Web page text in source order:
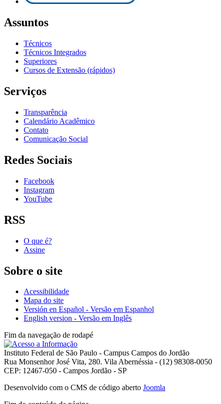
Assuntos
Técnicos
Técnicos Integrados
Superiores
Cursos de Extensão (rápidos)
Serviços
Transparência
Calendário Acadêmico
Contato
Comunicação Social
Redes Sociais
Facebook
Instagram
YouTube
RSS
O que é?
Assine
Sobre o site
Acessibilidade
Mapa do site
Versión en Español - Versão em Espanhol
English version - Versão em Inglês
Fim da navegação de rodapé
Instituto Federal de São Paulo - Campus Campos do Jordão
Rua Monsenhor José Vita, 280. Vila Abernéssia - (12) 98308-0050
CEP: 12467-050 - Campos Jordão - SP
Desenvolvido com o CMS de código aberto Joomla